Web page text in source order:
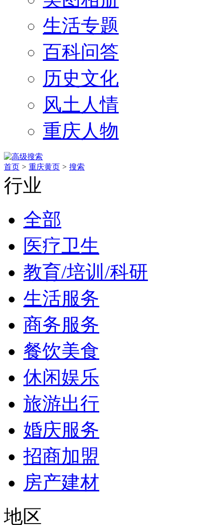
生活专题
百科问答
历史文化
风土人情
重庆人物
首页 > 重庆黄页 > 搜索
行业
全部
医疗卫生
教育/培训/科研
生活服务
商务服务
餐饮美食
休闲娱乐
旅游出行
婚庆服务
招商加盟
房产建材
地区